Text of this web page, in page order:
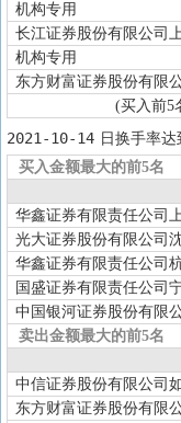
机构专用
长江证券股份有限公司
机构专用
东方财富证券股份有限
(买入前5
2021-10-14 日换手率
买入金额最大的前5名
华鑫证券有限责任公司
光大证券股份有限公司
华鑫证券有限责任公司
国盛证券有限责任公司
中国银河证券股份有限
卖出金额最大的前5名
中信证券股份有限公司
东方财富证券股份有限